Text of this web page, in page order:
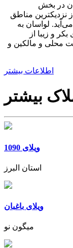
تهران در بخش
نزدیکترین مناطق
لواسان به
و زیبا از
محلی و مالکین و
اطلاعات بیشتر
بیشتر
ویلای 1090
استان البرز
ویلای باغبان
میگون نو